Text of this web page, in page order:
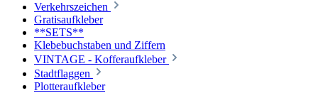
Verkehrszeichen
Gratisaufkleber
**SETS**
Klebebuchstaben und Ziffern
VINTAGE - Kofferaufkleber
Stadtflaggen
Plotteraufkleber